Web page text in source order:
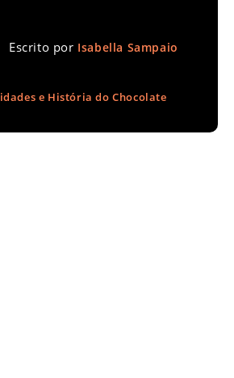
Escrito por Isabella Sampaio
e História do Chocolate